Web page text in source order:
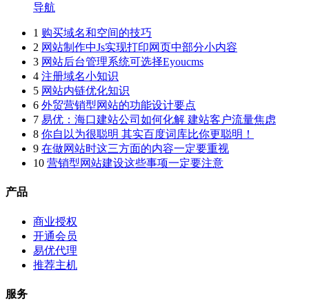
导航
1 购买域名和空间的技巧
2 网站制作中Js实现打印网页中部分小内容
3 网站后台管理系统可选择Eyoucms
4 注册域名小知识
5 网站内链优化知识
6 外贸营销型网站的功能设计要点
7 易优：海口建站公司如何化解 建站客户流量焦虑
8 你自以为很聪明 其实百度词库比你更聪明！
9 在做网站时这三方面的内容一定要重视
10 营销型网站建设这些事项一定要注意
产品
商业授权
开通会员
易优代理
推荐主机
服务